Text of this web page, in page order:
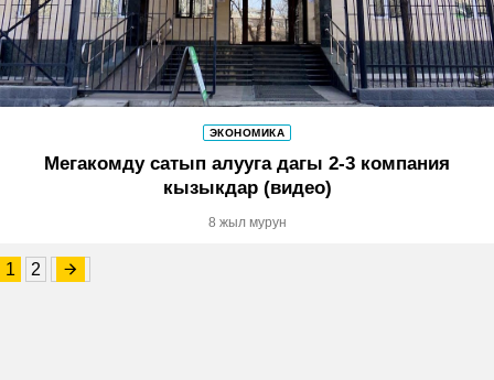
ЭКОНОМИКА
Мегакомду сатып алууга дагы 2-3 компания
кызыкдар (видео)
8 жыл мурун
1 2